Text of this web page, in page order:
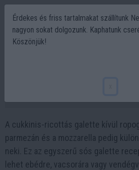
A cukkinis-ricottás galette kívül
parmezán és a mozzarella pedig
neki. Ez az egyszerű sós galette
lehet ebédre, vacsorára vagy
Érdekes és friss tartalmakat szállítunk
nagyon sokat dolgozunk. Kaphatunk
Köszönjük!